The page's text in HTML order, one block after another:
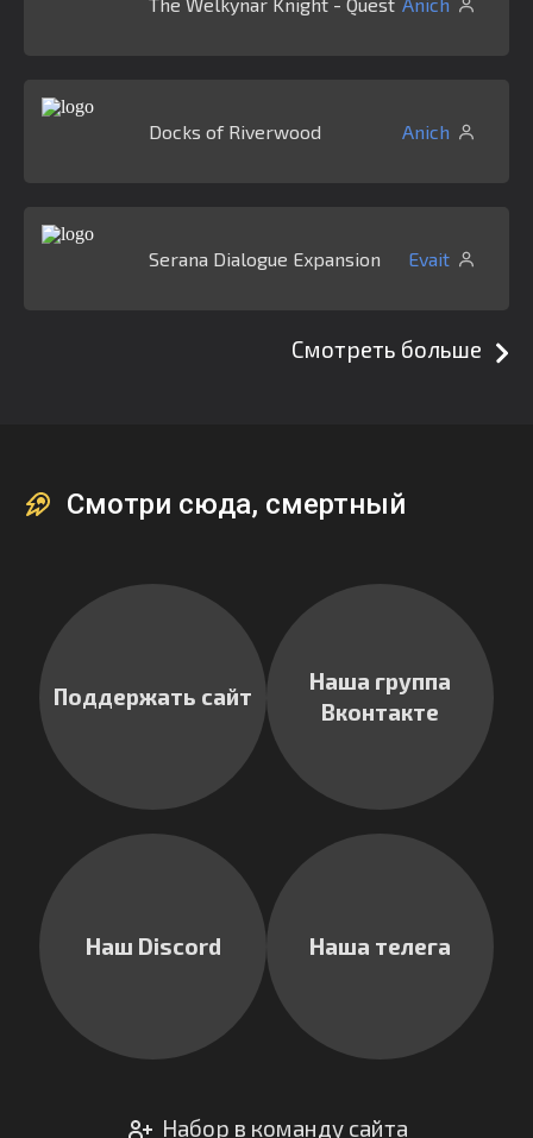
Docks of Riverwood Anich
Serana Dialogue Expansion Evait
Смотреть больше
Смотри сюда, смертный
Поддержать сайт
Наша группа
Вконтакте
Наш Discord Наша телега
Набор в команду сайта